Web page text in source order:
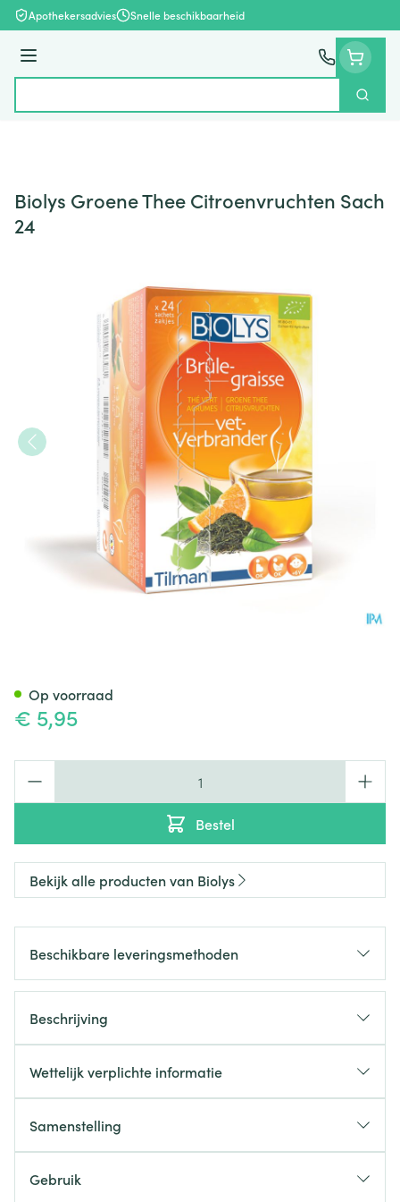
Ga naar de inhoud
Apothekersadvies Snelle beschikbaarheid
Menu
Zoek
Biolys Groene Thee Citroenvruchten Sach
24
€ 5,95
Bestel
Op voorraad
Bekijk alle producten van Biolys
Beschikbare leveringsmethoden
Beschrijving
Wettelijk verplichte informatie
Samenstelling
Gebruik